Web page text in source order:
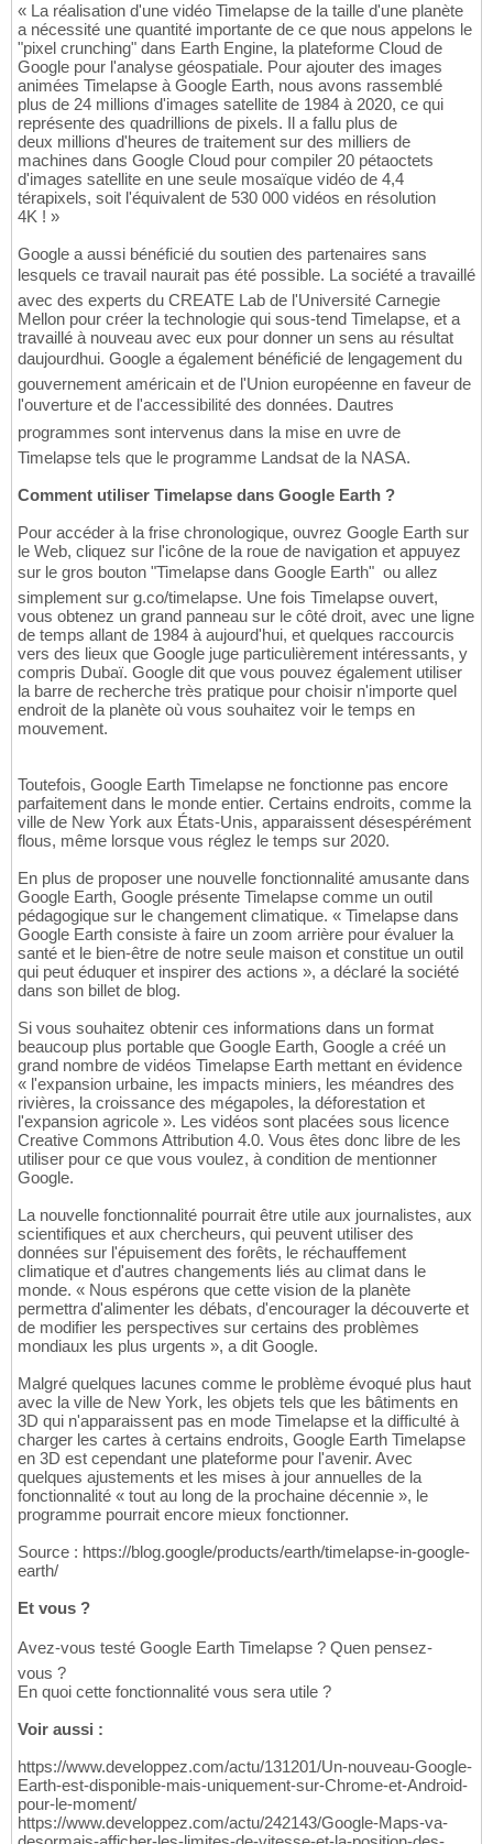
« La réalisation d'une vidéo Timelapse de la taille d'une planète
a nécessité une quantité importante de ce que nous appelons le
"pixel crunching" dans Earth Engine, la plateforme Cloud de
Google pour l'analyse géospatiale. Pour ajouter des images
animées Timelapse à Google Earth, nous avons rassemblé
plus de 24 millions d'images satellite de 1984 à 2020, ce qui
représente des quadrillions de pixels. Il a fallu plus de
deux millions d'heures de traitement sur des milliers de
machines dans Google Cloud pour compiler 20 pétaoctets
d'images satellite en une seule mosaïque vidéo de 4,4
térapixels, soit l'équivalent de 530 000 vidéos en résolution
4K ! »
Google a aussi bénéficié du soutien des partenaires sans
lesquels ce travail naurait pas été possible. La société a travaillé
avec des experts du CREATE Lab de l'Université Carnegie
Mellon pour créer la technologie qui sous-tend Timelapse, et a
travaillé à nouveau avec eux pour donner un sens au résultat
daujourdhui. Google a également bénéficié de lengagement du
gouvernement américain et de l'Union européenne en faveur de
l'ouverture et de l'accessibilité des données. Dautres
programmes sont intervenus dans la mise en uvre de
Timelapse tels que le programme Landsat de la NASA.
Comment utiliser Timelapse dans Google Earth ?
Pour accéder à la frise chronologique, ouvrez Google Earth sur
le Web, cliquez sur l'icône de la roue de navigation et appuyez
sur le gros bouton "Timelapse dans Google Earth"  ou allez
simplement sur g.co/timelapse. Une fois Timelapse ouvert,
vous obtenez un grand panneau sur le côté droit, avec une ligne
de temps allant de 1984 à aujourd'hui, et quelques raccourcis
vers des lieux que Google juge particulièrement intéressants, y
compris Dubaï. Google dit que vous pouvez également utiliser
la barre de recherche très pratique pour choisir n'importe quel
endroit de la planète où vous souhaitez voir le temps en
mouvement.
Toutefois, Google Earth Timelapse ne fonctionne pas encore
parfaitement dans le monde entier. Certains endroits, comme la
ville de New York aux États-Unis, apparaissent désespérément
flous, même lorsque vous réglez le temps sur 2020.
En plus de proposer une nouvelle fonctionnalité amusante dans
Google Earth, Google présente Timelapse comme un outil
pédagogique sur le changement climatique. « Timelapse dans
Google Earth consiste à faire un zoom arrière pour évaluer la
santé et le bien-être de notre seule maison et constitue un outil
qui peut éduquer et inspirer des actions », a déclaré la société
dans son billet de blog.
Si vous souhaitez obtenir ces informations dans un format
beaucoup plus portable que Google Earth, Google a créé un
grand nombre de vidéos Timelapse Earth mettant en évidence
« l'expansion urbaine, les impacts miniers, les méandres des
rivières, la croissance des mégapoles, la déforestation et
l'expansion agricole ». Les vidéos sont placées sous licence
Creative Commons Attribution 4.0. Vous êtes donc libre de les
utiliser pour ce que vous voulez, à condition de mentionner
Google.
La nouvelle fonctionnalité pourrait être utile aux journalistes, aux
scientifiques et aux chercheurs, qui peuvent utiliser des
données sur l'épuisement des forêts, le réchauffement
climatique et d'autres changements liés au climat dans le
monde. « Nous espérons que cette vision de la planète
permettra d'alimenter les débats, d'encourager la découverte et
de modifier les perspectives sur certains des problèmes
mondiaux les plus urgents », a dit Google.
Malgré quelques lacunes comme le problème évoqué plus haut
avec la ville de New York, les objets tels que les bâtiments en
3D qui n'apparaissent pas en mode Timelapse et la difficulté à
charger les cartes à certains endroits, Google Earth Timelapse
en 3D est cependant une plateforme pour l'avenir. Avec
quelques ajustements et les mises à jour annuelles de la
fonctionnalité « tout au long de la prochaine décennie », le
programme pourrait encore mieux fonctionner.
Source : https://blog.google/products/earth/timelapse-in-google-
earth/
Et vous ?
Avez-vous testé Google Earth Timelapse ? Quen pensez-
vous ?
En quoi cette fonctionnalité vous sera utile ?
Voir aussi :
https://www.developpez.com/actu/131201/Un-nouveau-Google-
Earth-est-disponible-mais-uniquement-sur-Chrome-et-Android-
pour-le-moment/
https://www.developpez.com/actu/242143/Google-Maps-va-